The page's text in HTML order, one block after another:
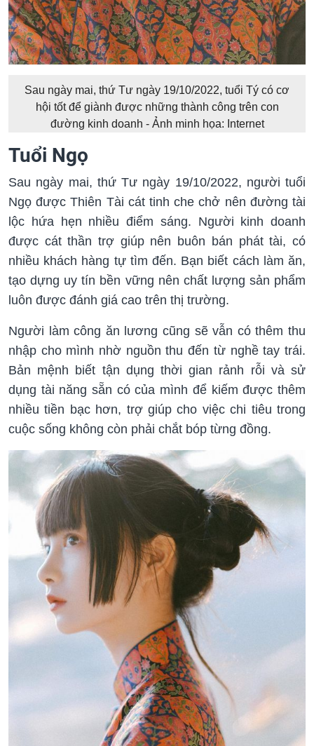
Sau ngày mai, thứ Tư ngày 19/10/2022, tuổi Tý có cơ
hội tốt để giành được những thành công trên con
đường kinh doanh - Ảnh minh họa: Internet
Tuổi Ngọ
Sau ngày mai, thứ Tư ngày 19/10/2022, người tuổi
Ngọ được Thiên Tài cát tinh che chở nên đường tài
lộc hứa hẹn nhiều điểm sáng. Người kinh doanh
được cát thần trợ giúp nên buôn bán phát tài, có
nhiều khách hàng tự tìm đến. Bạn biết cách làm ăn,
tạo dựng uy tín bền vững nên chất lượng sản phẩm
luôn được đánh giá cao trên thị trường.
Người làm công ăn lương cũng sẽ vẫn có thêm thu
nhập cho mình nhờ nguồn thu đến từ nghề tay trái.
Bản mệnh biết tận dụng thời gian rảnh rỗi và sử
dụng tài năng sẵn có của mình để kiếm được thêm
nhiều tiền bạc hơn, trợ giúp cho việc chi tiêu trong
cuộc sống không còn phải chắt bóp từng đồng.